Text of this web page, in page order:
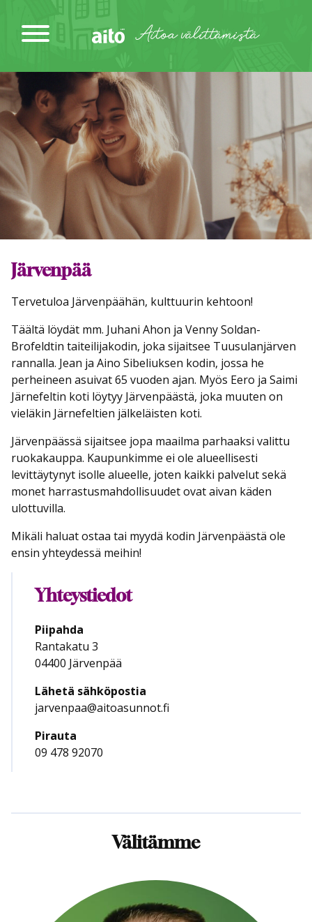
sisältöön
Aitoa välittämistä
Järvenpää
Tervetuloa Järvenpäähän, kulttuurin kehtoon!
Täältä löydät mm. Juhani Ahon ja Venny Soldan-
Brofeldtin taiteilijakodin, joka sijaitsee Tuusulanjärven
rannalla. Jean ja Aino Sibeliuksen kodin, jossa he
perheineen asuivat 65 vuoden ajan. Myös Eero ja Saimi
Järnefeltin koti löytyy Järvenpäästä, joka muuten on
vieläkin Järnefeltien jälkeläisten koti.
Järvenpäässä sijaitsee jopa maailma parhaaksi valittu
ruokakauppa. Kaupunkimme ei ole alueellisesti
levittäytynyt isolle alueelle, joten kaikki palvelut sekä
monet harrastusmahdollisuudet ovat aivan käden
ulottuvilla.
Mikäli haluat ostaa tai myydä kodin Järvenpäästä ole
ensin yhteydessä meihin!
Yhteystiedot
Piipahda
Rantakatu 3
04400 Järvenpää
Lähetä sähköpostia
jarvenpaa@aitoasunnot.fi
Pirauta
09 478 92070
Välitämme